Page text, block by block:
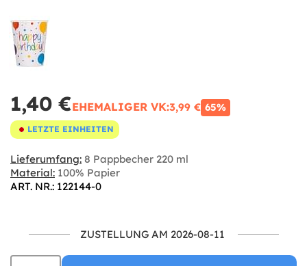
1,40 €EHEMALIGER VK:3,99 € 65%
LETZTE EINHEITEN
Lieferumfang: 8 Pappbecher 220 ml
Material: 100% Papier
ART. NR.: 122144-0
ZUSTELLUNG AM 2026-08-11